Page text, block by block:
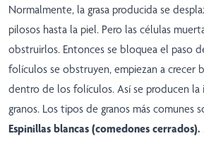
Normalmente, la grasa producida se
pilosos hasta la piel. Pero las células
obstruirlos. Entonces se bloquea el paso
folículos se obstruyen, empiezan a crecer
dentro de los folículos. Así se producen la
granos. Los tipos de granos más comunes
Espinillas blancas (comedones cerrados).